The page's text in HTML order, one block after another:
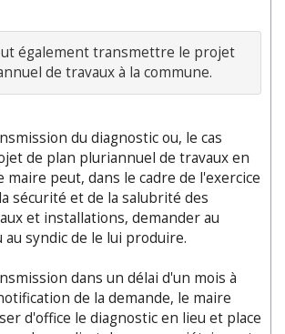
également transmettre le projet
du diagnostic ou, le cas
de plan pluriannuel de travaux en
maire peut, dans le cadre de l'exercice
sécurité et de la salubrité des
et installations, demander au
syndic de le lui produire.
dans un délai d'un mois à
de la demande, le maire
d'office le diagnostic en lieu et place